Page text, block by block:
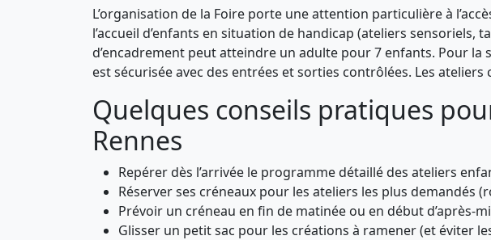
L’organisation de la Foire porte une attention particulière à
l’accueil d’enfants en situation de handicap (ateliers
d’encadrement peut atteindre un adulte pour 7 enfants. Pour
est sécurisée avec des entrées et sorties contrôlées. Les
Quelques conseils pratiques
Rennes
Repérer dès l’arrivée le programme détaillé des ateliers
Réserver ses créneaux pour les ateliers les plus demandés
Prévoir un créneau en fin de matinée ou en début d’après-
Glisser un petit sac pour les créations à ramener (et éviter